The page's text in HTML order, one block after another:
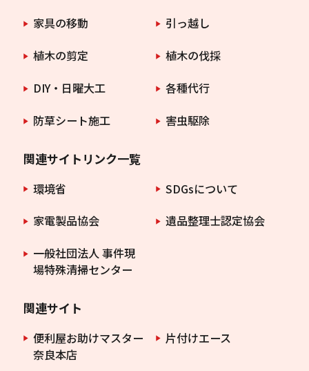
家具の移動
引っ越し
植木の剪定
植木の伐採
DIY・日曜大工
各種代行
防草シート施工
害虫駆除
関連サイトリンク一覧
環境省
SDGsについて
家電製品協会
遺品整理士認定協会
一般社団法人 事件現
場特殊清掃センター
関連サイト
便利屋お助けマスター
奈良本店
片付けエース